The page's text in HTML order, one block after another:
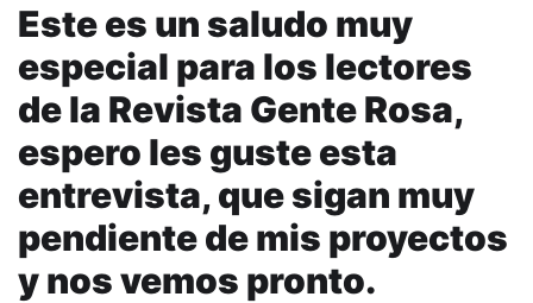
Este es un saludo muy
especial para los lectores
de la Revista Gente Rosa,
espero les guste esta
entrevista, que sigan muy
pendiente de mis proyectos
y nos vemos pronto.